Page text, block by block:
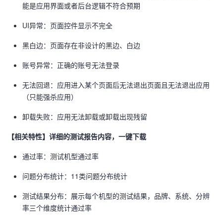
能是应用界面或者后台逻辑不符合预期
UI异常：页面控件显示不完全
黑白边：页面存在非设计的黑边、白边
账号异常：正确的账号无法登录
无法回退：应用进入某个页面后无法退出页面且无法退出应用
（只能强杀应用）
卸载失败：应用无法卸载或卸载出现残留
【相关特性】详细的测试报告内容，一键下载
通过率：测试机型通过率
问题分布统计：11类问题分布统计
测试结果分布：展示每个机型的测试结果，品牌、系统、分辨
率三个维度统计通过率